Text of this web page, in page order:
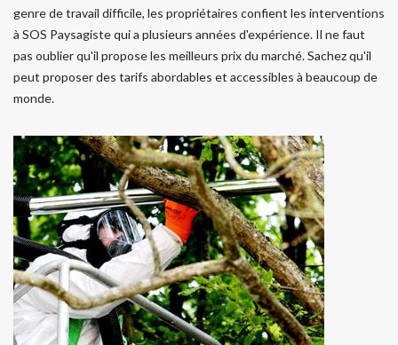
genre de travail difficile, les propriétaires confient les interventions
à SOS Paysagiste qui a plusieurs années d'expérience. Il ne faut
pas oublier qu'il propose les meilleurs prix du marché. Sachez qu'il
peut proposer des tarifs abordables et accessibles à beaucoup de
monde.